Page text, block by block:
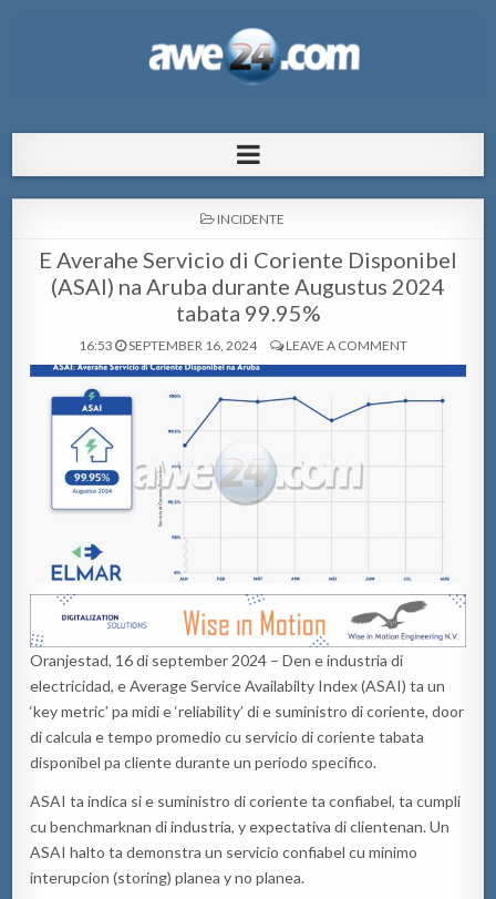
pa Aruba
POSTED
INCIDENTE
E Averahe Servicio di Coriente Disponibel
(ASAI) na Aruba durante Augustus 2024
tabata 99.95%
16:53 SEPTEMBER 16, 2024 LEAVE A COMMENT
Oranjestad, 16 di september 2024 – Den e industria di
electricidad, e Average Service Availabilty Index (ASAI) ta un
‘key metric’ pa midi e ‘reliability’ di e suministro di coriente, door
di calcula e tempo promedio cu servicio di coriente tabata
disponibel pa cliente durante un periodo specifico.
ASAI ta indica si e suministro di coriente ta confiabel, ta cumpli
cu benchmarknan di industria, y expectativa di clientenan. Un
ASAI halto ta demonstra un servicio confiabel cu minimo
interupcion (storing) planea y no planea.